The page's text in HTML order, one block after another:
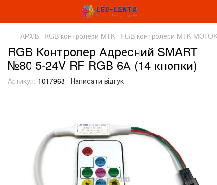
АРХІВ RGB контролери MTK RGB контролери MTK
RGB Контролер Адресний SMART
№80 5-24V RF RGB 6А (14 кнопки)
Артикул: 1017968 Написати відгук